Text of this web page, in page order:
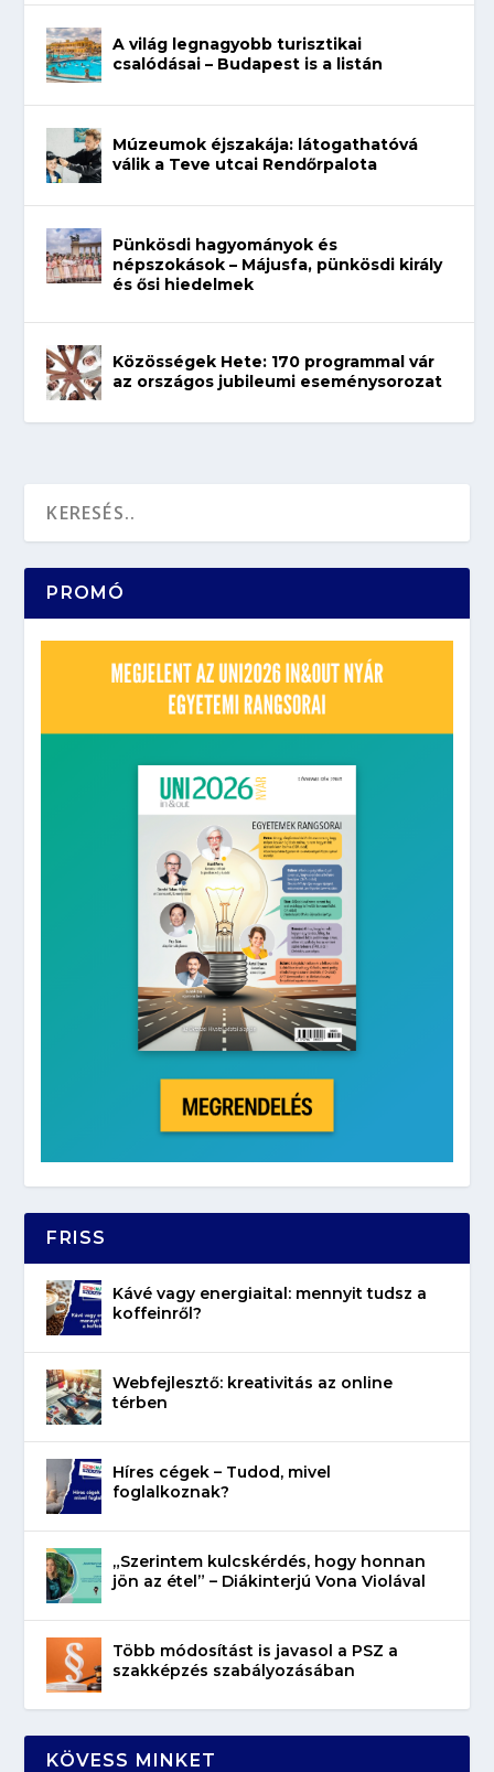
A világ legnagyobb turisztikai
csalódásai – Budapest is a listán
Múzeumok éjszakája: látogathatóvá
válik a Teve utcai Rendőrpalota
Pünkösdi hagyományok és
népszokások – Májusfa, pünkösdi király
és ősi hiedelmek
Közösségek Hete: 170 programmal vár
az országos jubileumi eseménysorozat
PROMÓ
FRISS
Kávé vagy energiaital: mennyit tudsz a
koffeinről?
Webfejlesztő: kreativitás az online
térben
Híres cégek – Tudod, mivel
foglalkoznak?
„Szerintem kulcskérdés, hogy honnan
jön az étel” – Diákinterjú Vona Violával
Több módosítást is javasol a PSZ a
szakképzés szabályozásában
KÖVESS MINKET